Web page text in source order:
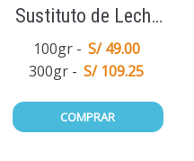
Sustituto de Leche
Materna
100gr
S/ 49.00
300gr
S/ 109.25
COMPRAR